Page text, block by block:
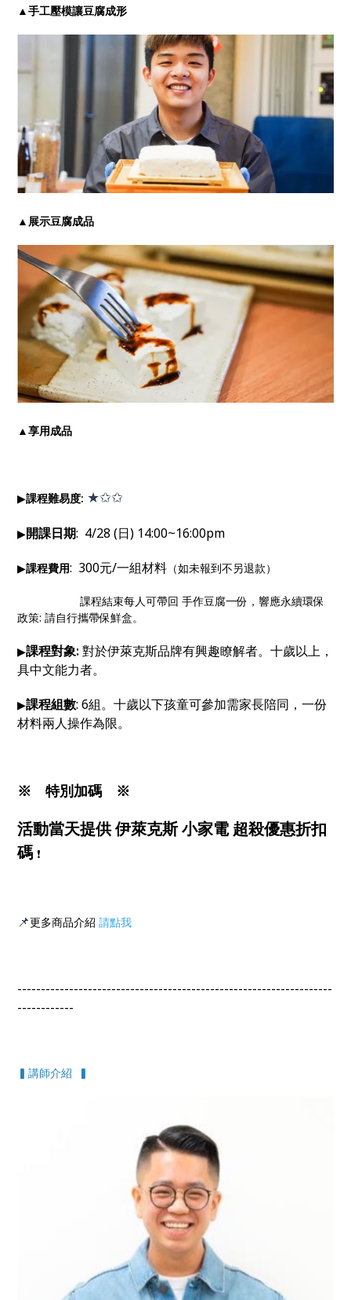
▲手工壓模讓豆腐成形
▲展示豆腐成品
▲享用成品
▶課程難易度: ★✩✩
▶開課日期: 4/28 (日) 14:00~16:00pm
▶課程費用: 300元/一組材料 （如未報到不另退款）
課程結束每人可帶回 手作豆腐一份，響應永續環保
政策: 請自行攜帶保鮮盒。
▶課程對象:對於伊萊克斯品牌有興趣瞭解者。十歲以上，
具中文能力者。
▶課程組數: 6組。十歲以下孩童可參加需家長陪同，一份
材料兩人操作為限。
※ 特別加碼 ※
活動當天提供 伊萊克斯 小家電 超殺優惠折扣
碼 ❗
📌更多商品介紹請點我
-------------------------------------------------------------------
------------
▍講師介紹 ▍